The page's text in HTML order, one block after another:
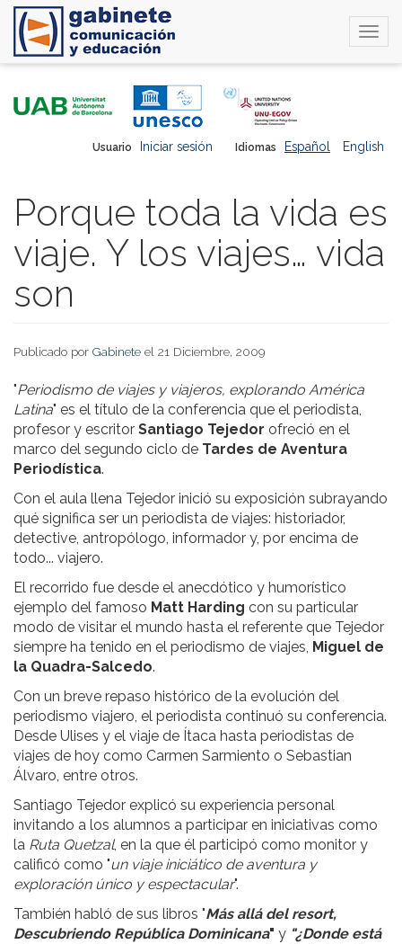
Idiomas Español English
Usuario Iniciar sesión
Porque toda la vida es
viaje. Y los viajes… vida
son
Publicado por Gabinete el 21 Diciembre, 2009
"Periodismo de viajes y viajeros, explorando América
Latina" es el título de la conferencia que el periodista,
profesor y escritor Santiago Tejedor ofreció en el
marco del segundo ciclo de Tardes de Aventura
Periodística.
Con el aula llena Tejedor inició su exposición subrayando
qué significa ser un periodista de viajes: historiador,
detective, antropólogo, informador y, por encima de
todo... viajero.
El recorrido fue desde el anecdótico y humorístico
ejemplo del famoso Matt Harding con su particular
modo de visitar el mundo hasta el referente que Tejedor
siempre ha tenido en el periodismo de viajes, Miguel de
la Quadra-Salcedo.
Con un breve repaso histórico de la evolución del
periodismo viajero, el periodista continuó su conferencia.
Desde Ulises y el viaje de Ítaca hasta periodistas de
viajes de hoy como Carmen Sarmiento o Sebastian
Álvaro, entre otros.
Santiago Tejedor explicó su experiencia personal
invitando a los alumnos a participar en iniciativas como
la Ruta Quetzal, en la que él participó como monitor y
calificó como "un viaje iniciático de aventura y
exploración único y espectacular".
También habló de sus libros "Más allá del resort,
Descubriendo República Dominicana" y "¿Donde está